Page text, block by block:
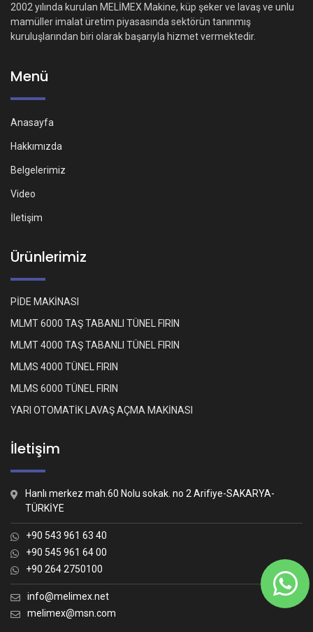
2002 yılında kurulan MELİMEX Makine, küp şeker ve lavaş ve unlu
mamüller imalat üretim piyasasında sektörün tanınmış
kuruluşlarından biri olarak başarıyla hizmet vermektedir.
Menü
Anasayfa
Hakkımızda
Belgelerimiz
Video
İletişim
Ürünlerimiz
PİDE MAKİNASI
MLMT 6000 TAŞ TABANLI TÜNEL FIRIN
MLMT 4000 TAŞ TABANLI TÜNEL FIRIN
MLMS 4000 TÜNEL FIRIN
MLMS 6000 TÜNEL FIRIN
YARI OTOMATİK LAVAŞ AÇMA MAKİNASI
İletişim
Hanlı merkez mah.60 Nolu sokak. no 2 Arifiye-SAKARYA-
TÜRKİYE
+90 543 961 63 40
+90 545 961 64 00
+90 264 2750100
info@melimex.net
melimex@msn.com
Nasıl yardımcı olabiliriz?